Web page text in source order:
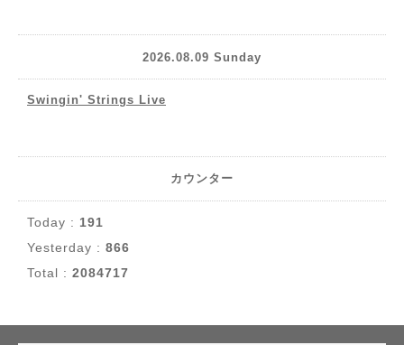
2026.08.09 Sunday
Swingin' Strings Live
カウンター
Today : 191
Yesterday : 866
Total : 2084717